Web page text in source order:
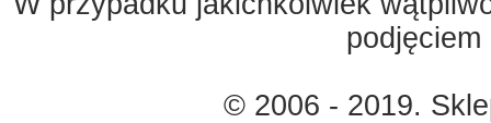
© 2006 - 2019.